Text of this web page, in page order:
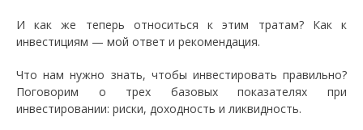
И как же теперь относиться к этим тратам? Как к
инвестициям — мой ответ и рекомендация.
Что нам нужно знать, чтобы инвестировать правильно?
Поговорим о трех базовых показателях при
инвестировании: риски, доходность и ликвидность.